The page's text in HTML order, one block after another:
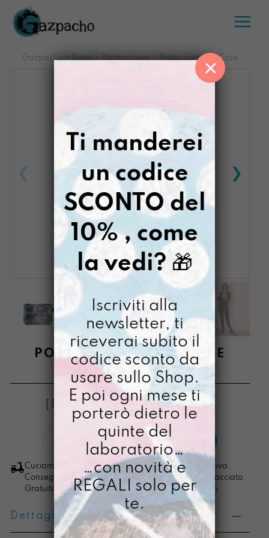
Salta
contenuto
Gazpacho > Buste > Portamonete > Portacosette Le Cose
PORTACOSETTE LE COSE
€ 14,00
[ Buste Portamonete: 13 x 10 x 2,5 cm ]
Portacosette
Cose
quantità
LO VOGLIO
Cuciamo ogni ordine nel nostro laboratorio di Padova.
Consegna in 4/5 giorni lavorativi, pacco sempre tracciato.
Gratuita per ordini di importo superiore ai 100 euro.
Dettagli prodotto
Ti manderei
un codice
SCONTO del
10% , come
la vedi? 🎁
Iscriviti alla
newsletter, ti
riceverai subito il
codice sconto da
usare sullo Shop.
E poi ogni mese ti
porterò dietro le
quinte del
laboratorio…
…con novità e
REGALI solo per
te.
×